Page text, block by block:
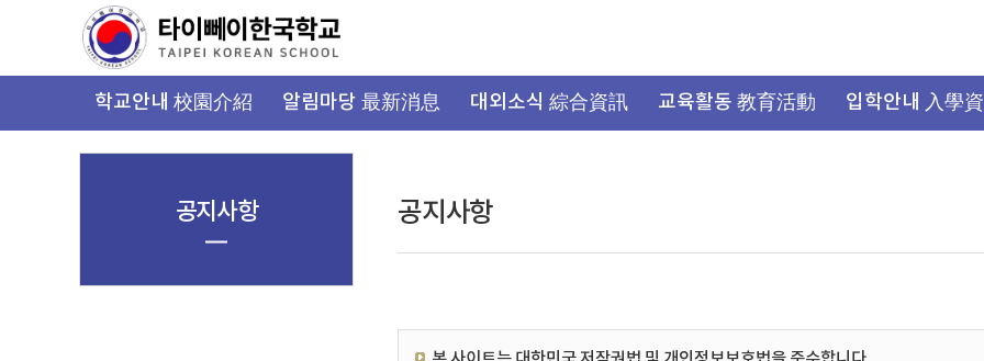
뉴
학교안내 校園介紹 알림마당 最新消息 대외소식 綜合資訊 교육활동 教育活動 입학안내 入學
공지사항
공지사항